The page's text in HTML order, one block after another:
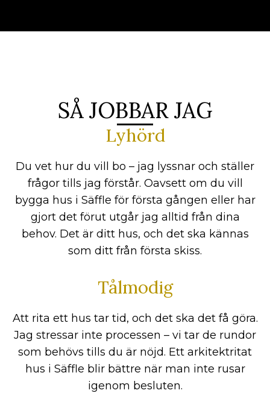
SÅ JOBBAR JAG
Lyhörd
Du vet hur du vill bo – jag lyssnar och ställer
frågor tills jag förstår. Oavsett om du vill
bygga hus i Säffle för första gången eller har
gjort det förut utgår jag alltid från dina
behov. Det är ditt hus, och det ska kännas
som ditt från första skiss.
Tålmodig
Att rita ett hus tar tid, och det ska det få göra.
Jag stressar inte processen – vi tar de rundor
som behövs tills du är nöjd. Ett arkitektritat
hus i Säffle blir bättre när man inte rusar
igenom besluten.